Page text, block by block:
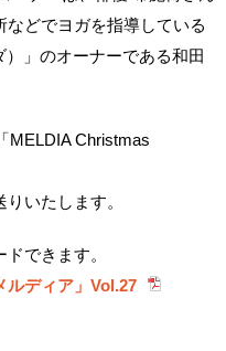
どでヨガを指導している
）」のオーナーである和田
MELDIA Christmas
いたします。
できます。
ルディア」Vol.27